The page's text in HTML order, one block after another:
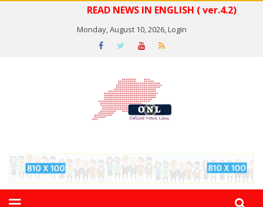
READ NEWS IN ENGLISH ( ver.4.2)
Monday, August 10, 2026,Login